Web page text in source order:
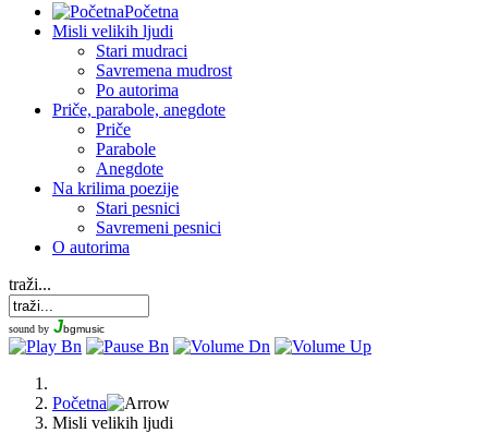
Početna
Misli velikih ljudi
Stari mudraci
Savremena mudrost
Po autorima
Priče, parabole, anegdote
Priče
Parabole
Anegdote
Na krilima poezije
Stari pesnici
Savremeni pesnici
O autorima
traži...
sound by Jbgmusic
Početna
Misli velikih ljudi